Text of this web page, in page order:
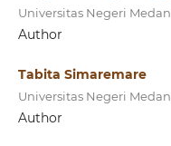
Universitas Negeri Medan
Author
Tabita Simaremare
Universitas Negeri Medan
Author